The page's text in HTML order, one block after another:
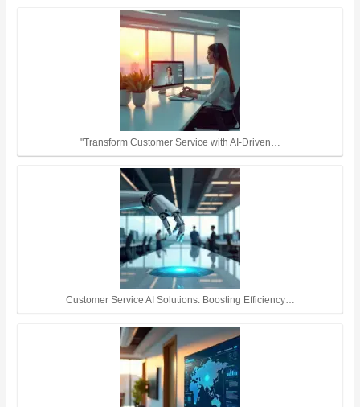
"Transform Customer Service with AI-Driven…
Customer Service AI Solutions: Boosting Efficiency…